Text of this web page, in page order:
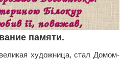
памяти.
художница, стал Домом-